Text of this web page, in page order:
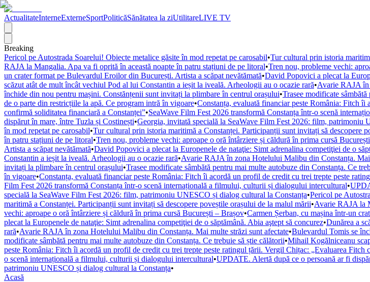
ActualitateInterneExterneSportPoliticăSănătatea la ziUtilitareLIVE TV
Breaking
Pericol pe Autostrada Soarelui! Obiecte metalice găsite în mod repetat pe carosabil•Tur cultural prin istoria
RAJA la Mangalia. Apa va fi oprită în această noapte în patru stațiuni de pe litoral•Tren nou, probleme vechi:
un crater format pe Bulevardul Eroilor din București. Artista a scăpat nevătămată•David Popovici a plecat la
scăzut atât de mult încât vechiul Pod al lui Constantin a ieșit la iveală. Arheologii au o ocazie rară•Avarie RAJA în
închide din nou pentru mașini. Constănțenii sunt invitați la plimbare în centrul orașului•Trasee modificate
de o parte din restricțiile la apă. Ce program intră în vigoare•Constanța, evaluată financiar peste România: Fitch
confirmă soliditatea financiară a Constanței”•SeaWave Film Fest 2026 transformă Constanța într-o scenă
dispărut în mare, între Tuzla și Costinești•Georgia, invitată specială la SeaWave Film Fest 2026: film, patrimoniu
în mod repetat pe carosabil•Tur cultural prin istoria maritimă a Constanței. Participanții sunt invitați să descopere
în patru stațiuni de pe litoral•Tren nou, probleme vechi: aproape o oră întârziere și căldură în prima cursă
Artista a scăpat nevătămată•David Popovici a plecat la Europenele de nataţie: Simt adrenalina competiţiei de o
Constantin a ieșit la iveală. Arheologii au o ocazie rară•Avarie RAJA în zona Hotelului Malibu din Constanța. Mai
invitați la plimbare în centrul orașului•Trasee modificate sâmbătă pentru mai multe autobuze din Constanța. Ce
în vigoare•Constanța, evaluată financiar peste România: Fitch îi acordă un profil de credit cu trei trepte peste
Film Fest 2026 transformă Constanța într-o scenă internațională a filmului, culturii și dialogului intercultural•
specială la SeaWave Film Fest 2026: film, patrimoniu UNESCO și dialog cultural la Constanța•Pericol pe
maritimă a Constanței. Participanții sunt invitați să descopere poveștile orașului de la malul mării•Avarie RAJA la
vechi: aproape o oră întârziere și căldură în prima cursă București – Brașov•Carmen Șerban, cu mașina într-un
plecat la Europenele de nataţie: Simt adrenalina competiţiei de o săptămână. Abia aştept să concurez•Dunărea a
rară•Avarie RAJA în zona Hotelului Malibu din Constanța. Mai multe străzi sunt afectate•Bulevardul Tomis se
modificate sâmbătă pentru mai multe autobuze din Constanța. Ce trebuie să știe călătorii•Mihail Kogălniceanu
peste România: Fitch îi acordă un profil de credit cu trei trepte peste ratingul țării. Vergil Chițac: „Evaluarea Fitch
o scenă internațională a filmului, culturii și dialogului intercultural•UPDATE. Alertă după ce o persoană ar fi
patrimoniu UNESCO și dialog cultural la Constanța•
Acasă